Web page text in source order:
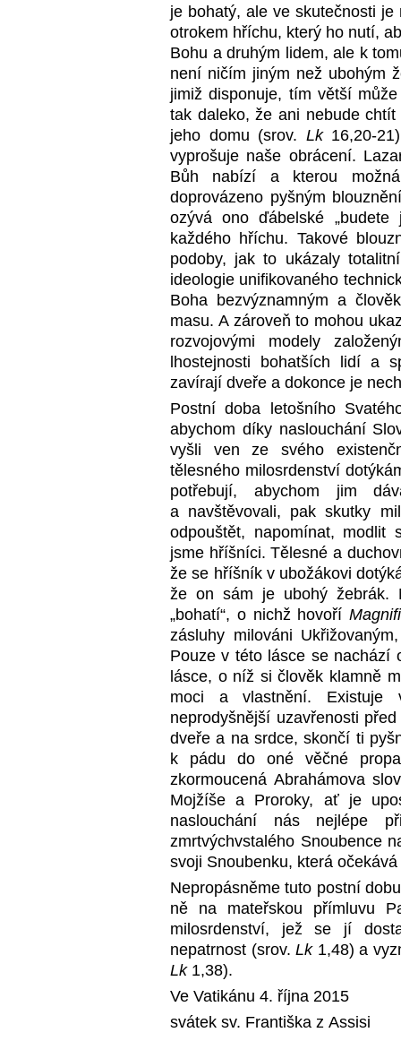
je bohatý, ale ve skutečnosti
otrokem hříchu, který ho nutí,
Bohu a druhým lidem, ale k
není ničím jiným než ubohým
jimiž disponuje, tím větší
tak daleko, že ani nebude
jeho domu (srov. Lk16,20-
vyprošuje naše obrácení.
Bůh nabízí a kterou
doprovázeno pyšným
ozývá ono ďábelské „budete
každého hříchu. Takové
podoby, jak to ukázaly
ideologie unifikovaného
Boha bezvýznamným a
masu. A zároveň to mohou
rozvojovými modely
lhostejnosti bohatších lidí a
zavírají dveře a dokonce je
Postní doba letošního
abychom díky naslouchání
vyšli ven ze svého
tělesného milosrdenství
potřebují, abychom jim
a navštěvovali, pak skutky
odpouštět, napomínat,
jsme hříšníci. Tělesné a
že se hříšník v ubožákovi
že on sám je ubohý žebrák.
„bohatí“, o nichž hovoří
zásluhy milováni
Pouze v této lásce se nachází
lásce, o níž si člověk klamně
moci a vlastnění. Existuje
neprodyšnější uzavřenosti
dveře a na srdce, skončí ti
k pádu do oné věčné
zkormoucená Abrahámova
Mojžíše a Proroky, ať je
naslouchání nás nejlépe
zmrtvýchvstalého Snoubence
svoji Snoubenku, která
Nepropásněme tuto postní
ně na mateřskou přímluvu
milosrdenství, jež se jí
nepatrnost (srov.Lk1,48) a
Lk1,38).
Ve Vatikánu 4. října 2015
svátek sv. Františka z Assisi